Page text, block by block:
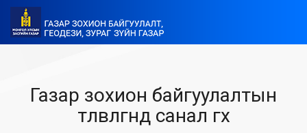
Газар зохион байгуулалтын
төлөвлөгөөнд санал өгөх